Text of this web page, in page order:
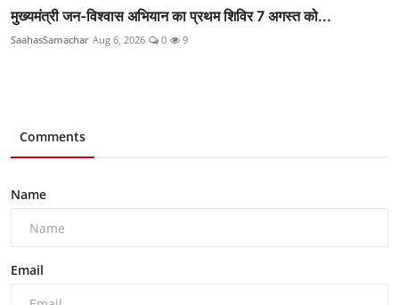
मुख्यमंत्री जन-विश्वास अभियान का प्रथम शिविर 7 अगस्त को...
SaahasSamachar Aug 6, 2026 0 9
Comments
Name
Email